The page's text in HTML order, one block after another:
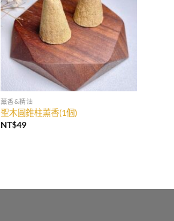
薰香&精油
聖木圓錐柱薰香(1個)
NT$49